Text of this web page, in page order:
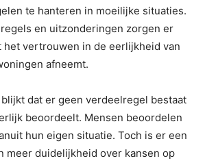
te hanteren in moeilijke situaties.
en uitzonderingen zorgen er
het vertrouwen in de eerlijkheid van
afneemt.
dat er geen verdeelregel bestaat
beoordeelt. Mensen beoordelen
hun eigen situatie. Toch is er een
meer duidelijkheid over kansen op